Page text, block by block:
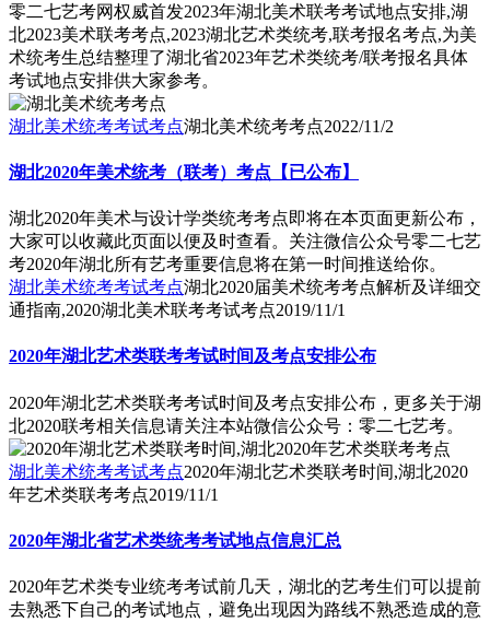
零二七艺考网权威首发2023年湖北美术联考考试地点安排,湖
北2023美术联考考点,2023湖北艺术类统考,联考报名考点,为美
术统考生总结整理了湖北省2023年艺术类统考/联考报名具体
考试地点安排供大家参考。
湖北美术统考考试考点湖北美术统考考点2022/11/2
湖北2020年美术统考（联考）考点【已公布】
湖北2020年美术与设计学类统考考点即将在本页面更新公布，
大家可以收藏此页面以便及时查看。关注微信公众号零二七艺
考2020年湖北所有艺考重要信息将在第一时间推送给你。
湖北美术统考考试考点湖北2020届美术统考考点解析及详细交
通指南,2020湖北美术联考考试考点2019/11/1
2020年湖北艺术类联考考试时间及考点安排公布
2020年湖北艺术类联考考试时间及考点安排公布，更多关于湖
北2020联考相关信息请关注本站微信公众号：零二七艺考。
湖北美术统考考试考点2020年湖北艺术类联考时间,湖北2020
年艺术类联考考点2019/11/1
2020年湖北省艺术类统考考试地点信息汇总
2020年艺术类专业统考考试前几天，湖北的艺考生们可以提前
去熟悉下自己的考试地点，避免出现因为路线不熟悉造成的意